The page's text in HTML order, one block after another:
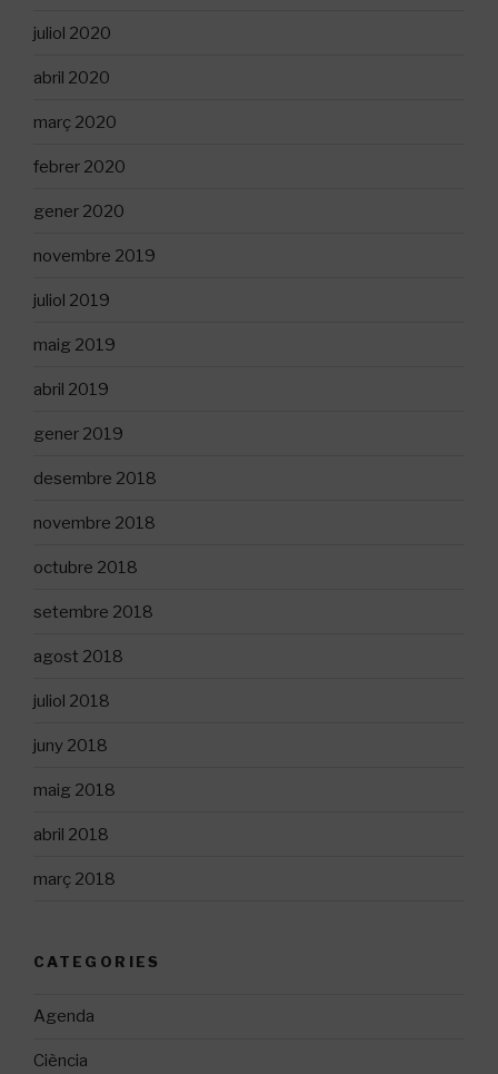
juliol 2020
abril 2020
març 2020
febrer 2020
gener 2020
novembre 2019
juliol 2019
maig 2019
abril 2019
gener 2019
desembre 2018
novembre 2018
octubre 2018
setembre 2018
agost 2018
juliol 2018
juny 2018
maig 2018
abril 2018
març 2018
CATEGORIES
Agenda
Ciència